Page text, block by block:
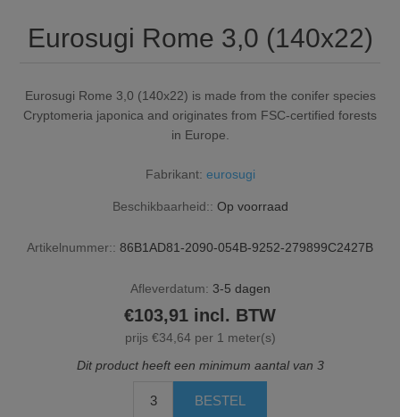
Eurosugi Rome 3,0 (140x22)
Eurosugi Rome 3,0 (140x22) is made from the conifer species
Cryptomeria japonica and originates from FSC-certified forests
in Europe.
Fabrikant: eurosugi
Beschikbaarheid:: Op voorraad
Artikelnummer:: 86B1AD81-2090-054B-9252-279899C2427B
Afleverdatum: 3-5 dagen
€103,91 incl. BTW
prijs €34,64 per 1 meter(s)
Dit product heeft een minimum aantal van 3